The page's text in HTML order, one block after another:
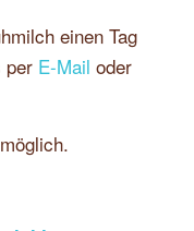
einen Tag
per E-Mail oder